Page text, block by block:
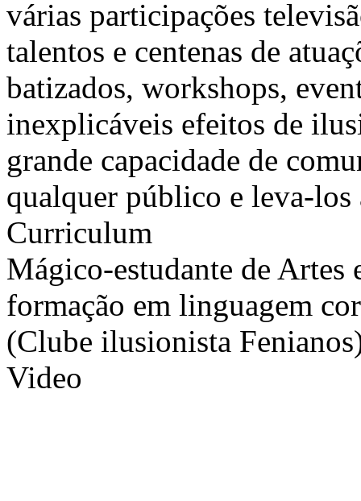
várias participações
talentos e centenas de
batizados, workshops,
inexplicáveis efeitos de
grande capacidade de
qualquer público e leva-
Curriculum
Mágico-estudante de Artes
formação em linguagem
(Clube ilusionista
Video